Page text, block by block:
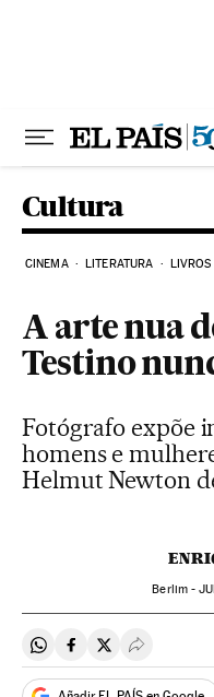
Cultura
CINEMA LITERATURA LIVROS
A arte nua
Testino
Fotógrafo expõe
homens e
Helmut Newton
Berlim -
Compartir en Whatsapp
Compartir en
Compartir en
Desplegar